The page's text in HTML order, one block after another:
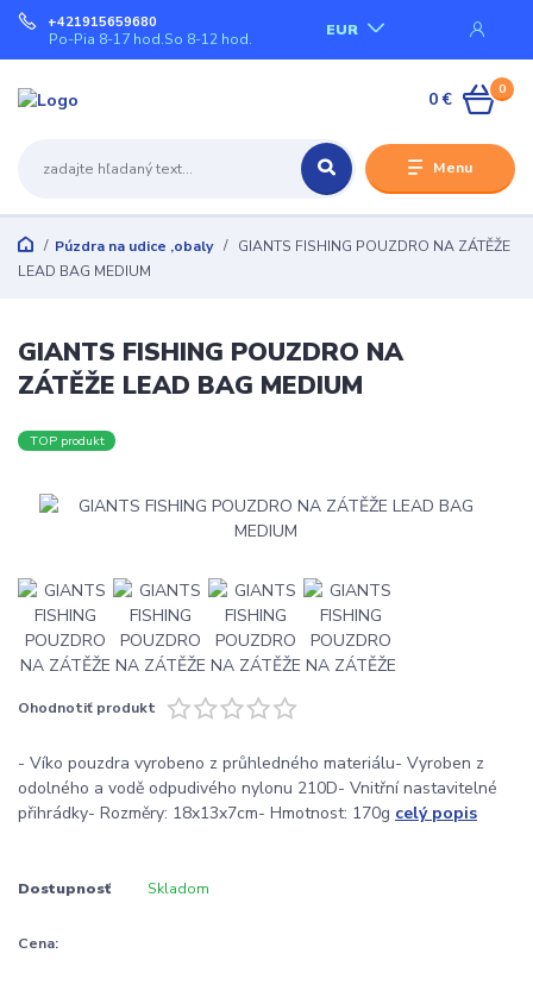
Menu
EUR
+421915659680
Po-Pia 8-17 hod.So 8-12 hod.
0
0 €
Púzdra na udice ,obaly
GIANTS FISHING POUZDRO NA ZÁTĚŽE
LEAD BAG MEDIUM
GIANTS FISHING POUZDRO NA
ZÁTĚŽE LEAD BAG MEDIUM
TOP produkt
Ohodnotiť produkt
- Víko pouzdra vyrobeno z průhledného materiálu- Vyroben z
odolného a vodě odpudivého nylonu 210D- Vnitřní nastavitelné
přihrádky- Rozměry: 18x13x7cm- Hmotnost: 170g celý popis
Dostupnosť Skladom
Cena: